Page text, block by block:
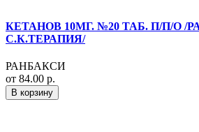
КЕТАНОВ 10МГ. №20 ТАБ. П/П/О /
С.К.ТЕРАПИЯ/
РАНБАКСИ
от 84.00 р.
В корзину